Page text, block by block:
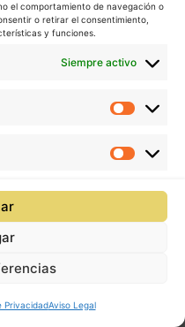
el comportamiento de navegación o
o retirar el consentimiento,
y funciones.
Siempre activo
PrivacidadAviso Legal